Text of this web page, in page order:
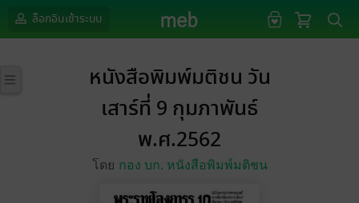
ล็อกอินเข้าระบบ
หนังสือพิมพ์มติชน วัน
เสาร์ที่ 9 กุมภาพันธ์
พ.ศ.2562
โดย กอง บก. หนังสือพิมพ์มติชน